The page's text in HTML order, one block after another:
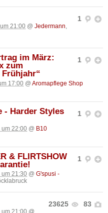
1
21:00 @ Jedermann
1
im März:
zum
17:00 @ Aromapflege Shop
1
- Harder Styles
um 22:00 @ B10
1
& FLIRTSHOW
um 21:30 @ G'spusi -
23625 83
um 21:00 @